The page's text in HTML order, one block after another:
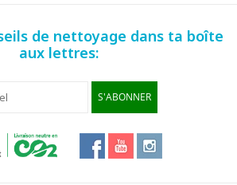
de nettoyage dans ta boîte
aux lettres:
S'ABONNER